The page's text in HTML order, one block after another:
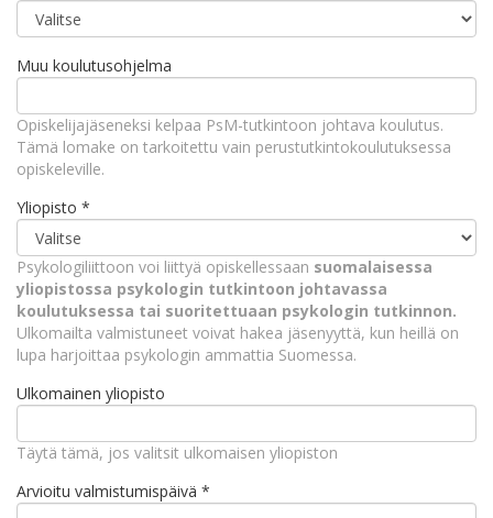
Muu koulutusohjelma
Opiskelijajäseneksi kelpaa PsM-tutkintoon johtava koulutus.
Tämä lomake on tarkoitettu vain perustutkintokoulutuksessa
opiskeleville.
Yliopisto *
Psykologiliittoon voi liittyä opiskellessaan suomalaisessa
yliopistossa psykologin tutkintoon johtavassa
koulutuksessa tai suoritettuaan psykologin tutkinnon.
Ulkomailta valmistuneet voivat hakea jäsenyyttä, kun heillä on
lupa harjoittaa psykologin ammattia Suomessa.
Ulkomainen yliopisto
Täytä tämä, jos valitsit ulkomaisen yliopiston
Arvioitu valmistumispäivä *